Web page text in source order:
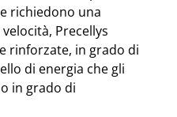
richiedono una
Precellys
rinforzate, in grado di
di energia che gli
in grado di